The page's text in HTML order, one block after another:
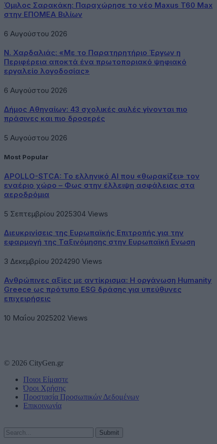
Όμιλος Σαρακάκη: Παραχώρησε το νέο Maxus T60 Max
στην ΕΠΟΜΕΑ Βιλίων
6 Αυγούστου 2026
Ν. Χαρδαλιάς: «Με το Παρατηρητήριο Έργων η
Περιφέρεια αποκτά ένα πρωτοποριακό ψηφιακό
εργαλείο λογοδοσίας»
6 Αυγούστου 2026
Δήμος Αθηναίων: 43 σχολικές αυλές γίνονται πιο
πράσινες και πιο δροσερές
5 Αυγούστου 2026
Most Popular
APOLLO-STCA: Το ελληνικό AI που «θωρακίζει» τον
εναέριο χώρο – Φως στην έλλειψη ασφάλειας στα
αεροδρόμια
5 Σεπτεμβρίου 2025304 Views
Διευκρινίσεις της Ευρωπαϊκής Επιτροπής για την
εφαρμογή της Ταξινόμησης στην Ευρωπαϊκή Ενωση
3 Δεκεμβρίου 2024290 Views
Ανθρώπινες αξίες με αντίκρισμα: Η οργάνωση Humanity
Greece ως πρότυπο ESG δράσης για υπεύθυνες
επιχειρήσεις
10 Μαΐου 2025202 Views
© 2026 CityGen.gr
Ποιοι Είμαστε
Όροι Χρήσης
Προστασία Προσωπικών Δεδομένων
Επικοινωνία
Submit